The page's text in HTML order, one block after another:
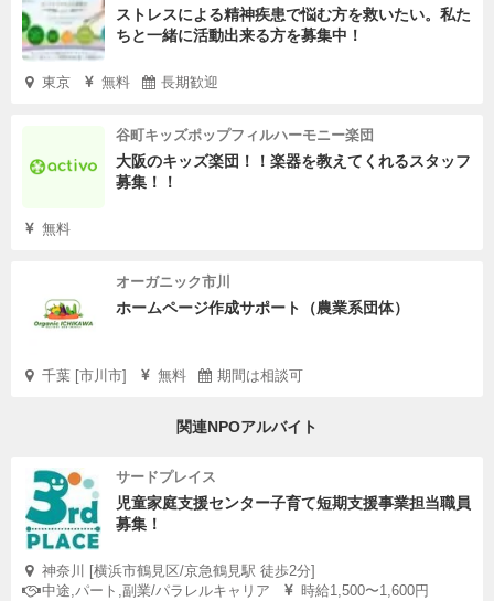
ストレスによる精神疾患で悩む方を救いたい。私た
ちと一緒に活動出来る方を募集中！
東京 無料 長期歓迎
谷町キッズポップフィルハーモニー楽団
大阪のキッズ楽団！！楽器を教えてくれるスタッフ
募集！！
無料
オーガニック市川
ホームページ作成サポート（農業系団体）
千葉 [市川市] 無料 期間は相談可
関連NPOアルバイト
サードプレイス
児童家庭支援センター子育て短期支援事業担当職員
募集！
神奈川 [横浜市鶴見区/京急鶴見駅 徒歩2分]
中途,パート,副業/パラレルキャリア
時給1,500〜1,600円